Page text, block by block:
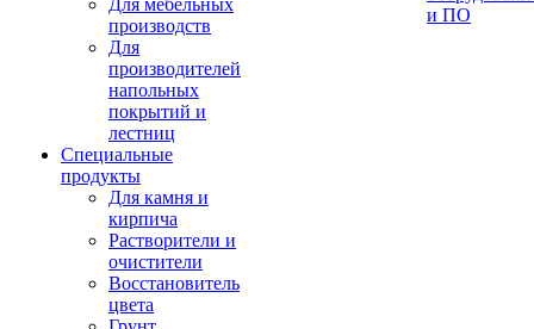
Для мебельных
производств
Для
производителей
напольных
покрытий и
лестниц
Специальные
продукты
Для камня и
кирпича
Растворители и
очистители
Восстановитель
цвета
и ПО